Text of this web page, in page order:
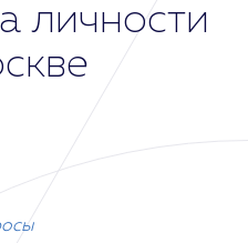
личности